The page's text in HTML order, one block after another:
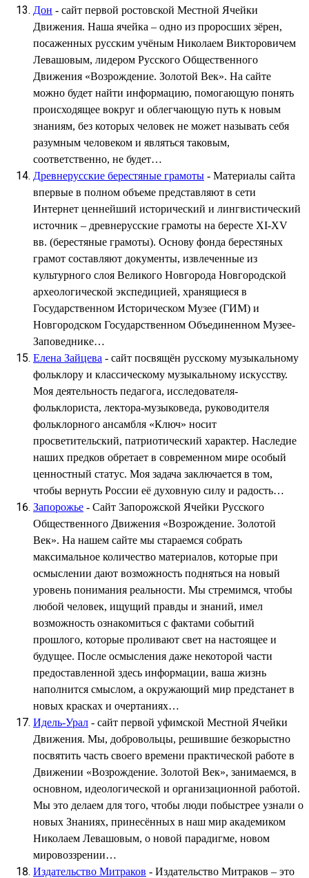
Дон - сайт первой ростовской Местной Ячейки
Движения. Наша ячейка – одно из проросших зёрен,
посаженных русским учёным Николаем Викторовичем
Левашовым, лидером Русского Общественного
Движения «Возрождение. Золотой Век». На сайте
можно будет найти информацию, помогающую понять
происходящее вокруг и облегчающую путь к новым
знаниям, без которых человек не может называть себя
разумным человеком и являться таковым,
соответственно, не будет…
Древнерусские берестяные грамоты - Материалы сайта
впервые в полном объеме представляют в сети
Интернет ценнейший исторический и лингвистический
источник – древнерусские грамоты на бересте XI-XV
вв. (берестяные грамоты). Основу фонда берестяных
грамот составляют документы, извлеченные из
культурного слоя Великого Новгорода Новгородской
археологической экспедицией, хранящиеся в
Государственном Историческом Музее (ГИМ) и
Новгородском Государственном Объединенном Музее-
Заповеднике…
Елена Зайцева - сайт посвящён русскому музыкальному
фольклору и классическому музыкальному искусству.
Моя деятельность педагога, исследователя-
фольклориста, лектора-музыковеда, руководителя
фольклорного ансамбля «Ключ» носит
просветительский, патриотический характер. Наследие
наших предков обретает в современном мире особый
ценностный статус. Моя задача заключается в том,
чтобы вернуть России её духовную силу и радость…
Запорожье - Сайт Запорожской Ячейки Русского
Общественного Движения «Возрождение. Золотой
Век». На нашем сайте мы стараемся собрать
максимальное количество материалов, которые при
осмыслении дают возможность подняться на новый
уровень понимания реальности. Мы стремимся, чтобы
любой человек, ищущий правды и знаний, имел
возможность ознакомиться с фактами событий
прошлого, которые проливают свет на настоящее и
будущее. После осмысления даже некоторой части
предоставленной здесь информации, ваша жизнь
наполнится смыслом, а окружающий мир предстанет в
новых красках и очертаниях…
Идель-Урал - сайт первой уфимской Местной Ячейки
Движения. Мы, добровольцы, решившие безкорыстно
посвятить часть своего времени практической работе в
Движении «Возрождение. Золотой Век», занимаемся, в
основном, идеологической и организационной работой.
Мы это делаем для того, чтобы люди побыстрее узнали о
новых Знаниях, принесённых в наш мир академиком
Николаем Левашовым, о новой парадигме, новом
мировоззрении…
Издательство Митраков - Издательство Митраков – это